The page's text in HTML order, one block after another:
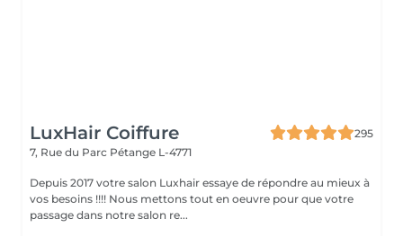
LuxHair Coiffure
295
7, Rue du Parc Pétange L-4771
Depuis 2017 votre salon Luxhair essaye de répondre au mieux à
vos besoins !!!! Nous mettons tout en oeuvre pour que votre
passage dans notre salon re...